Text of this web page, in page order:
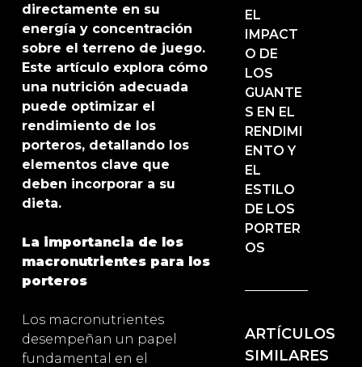
directamente en su
energía y concentración
sobre el terreno de juego.
Este artículo explora cómo
una nutrición adecuada
puede optimizar el
rendimiento de los
porteros, detallando los
elementos clave que
deben incorporar a su
dieta.
La importancia de los
macronutrientes para los
porteros
Los macronutrientes
desempeñan un papel
fundamental en el
EL
IMPACT
O DE
LOS
GUANTE
S EN EL
RENDIMI
ENTO Y
EL
ESTILO
DE LOS
PORTER
OS
ARTÍCULOS
SIMILARES